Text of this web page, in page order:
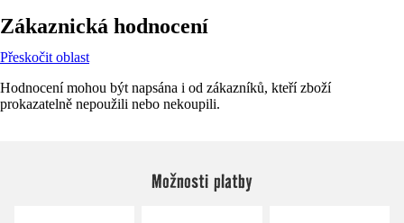
Zákaznická hodnocení
Přeskočit oblast
Hodnocení mohou být napsána i od zákazníků, kteří zboží
prokazatelně nepoužili nebo nekoupili.
Možnosti platby